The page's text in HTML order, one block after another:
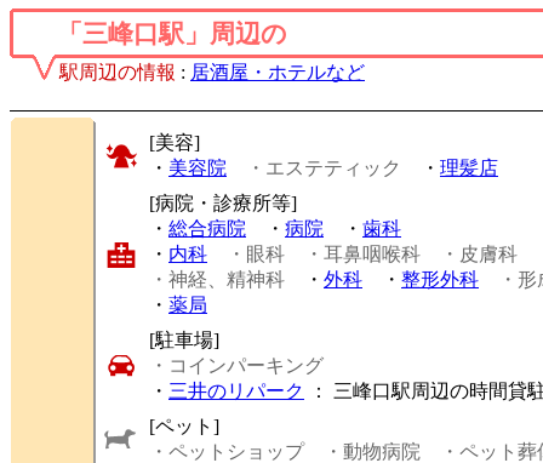
「三峰口駅」周辺の
駅周辺の情報 : 居酒屋・ホテルなど
[美容]
・ 美容院 ・エステティック ・ 理髪店
[病院・診療所等]
・ 総合病院 ・ 病院 ・ 歯科
・ 内科 ・眼科 ・耳鼻咽喉科 ・皮膚科
・神経、精神科 ・ 外科 ・ 整形外科
・
・ 薬局
[駐車場]
・コインパーキング
・ 三井のリパーク
： 三峰口駅周辺の時間貸
[ペット]
・ペットショップ
・動物病院
・ペット葬